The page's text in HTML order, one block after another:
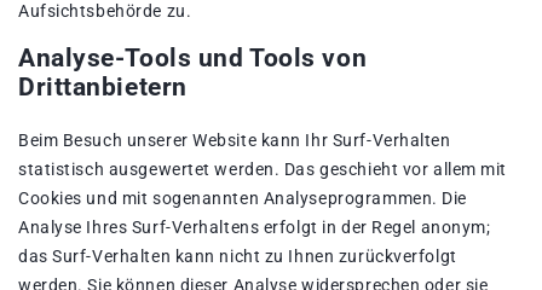
Aufsichtsbehörde zu.
Analyse-Tools und Tools von
Drittanbietern
Beim Besuch unserer Website kann Ihr Surf-Verhalten
statistisch ausgewertet werden. Das geschieht vor allem mit
Cookies und mit sogenannten Analyseprogrammen. Die
Analyse Ihres Surf-Verhaltens erfolgt in der Regel anonym;
das Surf-Verhalten kann nicht zu Ihnen zurückverfolgt
werden. Sie können dieser Analyse widersprechen oder sie